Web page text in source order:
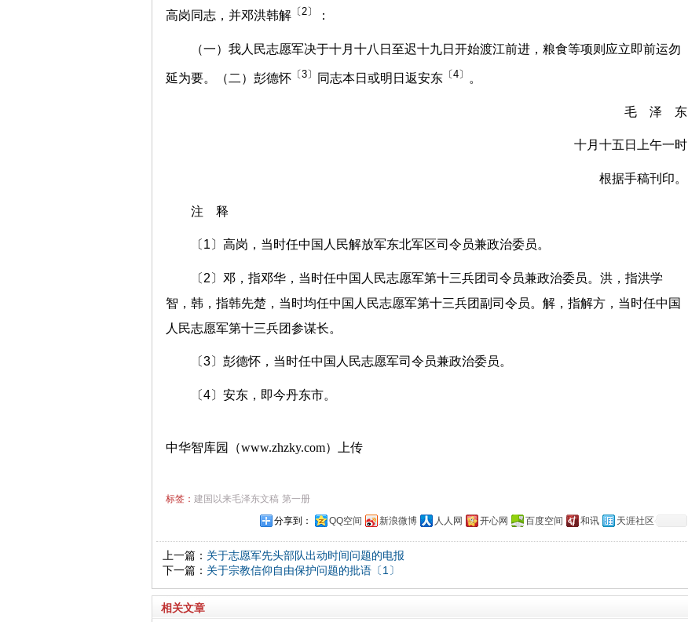
高岗同志，并邓洪韩解 〔2〕 ：
（一）我人民志愿军决于十月十八日至迟十九日开始渡江前进，粮食等项则应立即前运勿
延为要。（二）彭德怀〔3〕 同志本日或明日返安东〔4〕 。
毛 泽 东
十月十五日上午一时
根据手稿刊印。
注 释
〔1〕高岗，当时任中国人民解放军东北军区司令员兼政治委员。
〔2〕邓，指邓华，当时任中国人民志愿军第十三兵团司令员兼政治委员。洪，指洪学
智，韩，指韩先楚，当时均任中国人民志愿军第十三兵团副司令员。解，指解方，当时任中国
人民志愿军第十三兵团参谋长。
〔3〕彭德怀，当时任中国人民志愿军司令员兼政治委员。
〔4〕安东，即今丹东市。
中华智库园（www.zhzky.com）上传
标签： 建国以来毛泽东文稿 第一册
分享到：
QQ空间 新浪微博 人人网 开心网 百度空间 和讯 天涯社区
上一篇： 关于志愿军先头部队出动时间问题的电报
下一篇： 关于宗教信仰自由保护问题的批语〔1〕
相关文章